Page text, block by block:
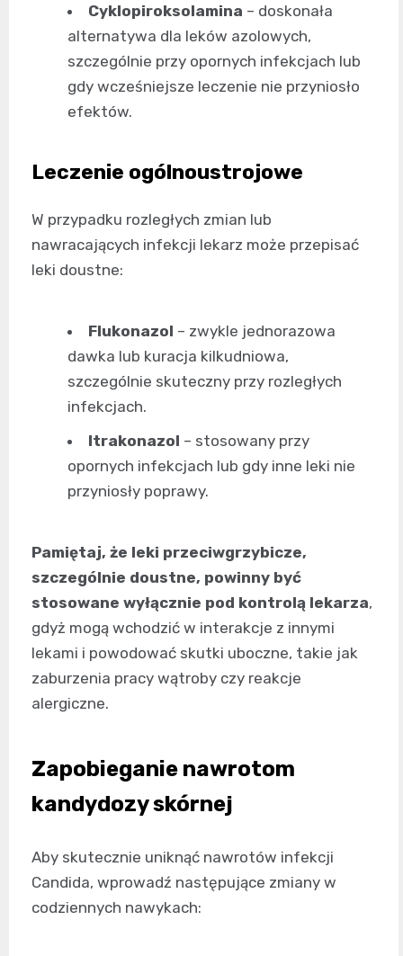
Cyklopiroksolamina – doskonała
alternatywa dla leków azolowych,
szczególnie przy opornych infekcjach lub
gdy wcześniejsze leczenie nie przyniosło
efektów.
Leczenie ogólnoustrojowe
W przypadku rozległych zmian lub
nawracających infekcji lekarz może przepisać
leki doustne:
Flukonazol – zwykle jednorazowa
dawka lub kuracja kilkudniowa,
szczególnie skuteczny przy rozległych
infekcjach.
Itrakonazol – stosowany przy
opornych infekcjach lub gdy inne leki nie
przyniosły poprawy.
Pamiętaj, że leki przeciwgrzybicze,
szczególnie doustne, powinny być
stosowane wyłącznie pod kontrolą lekarza,
gdyż mogą wchodzić w interakcje z innymi
lekami i powodować skutki uboczne, takie jak
zaburzenia pracy wątroby czy reakcje
alergiczne.
Zapobieganie nawrotom
kandydozy skórnej
Aby skutecznie uniknąć nawrotów infekcji
Candida, wprowadź następujące zmiany w
codziennych nawykach: